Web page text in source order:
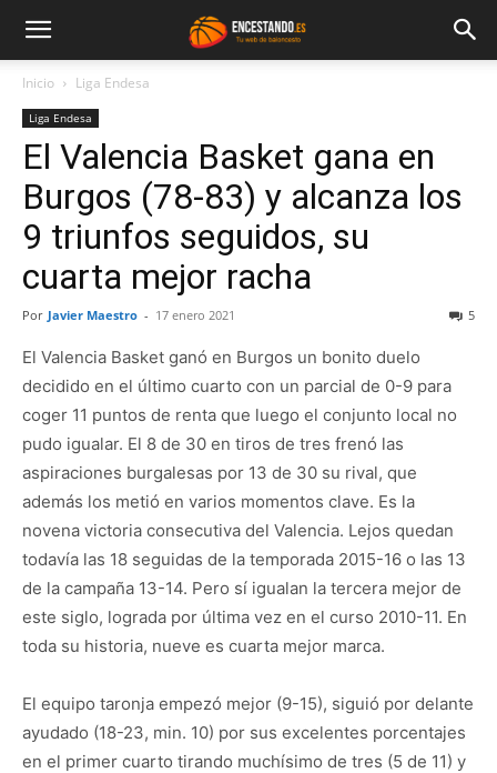
Inicio Liga Endesa
Liga Endesa
El Valencia Basket gana en
Burgos (78-83) y alcanza los
9 triunfos seguidos, su
cuarta mejor racha
Por Javier Maestro - 17 enero 2021 5
El Valencia Basket ganó en Burgos un bonito duelo
decidido en el último cuarto con un parcial de 0-9 para
coger 11 puntos de renta que luego el conjunto local no
pudo igualar. El 8 de 30 en tiros de tres frenó las
aspiraciones burgalesas por 13 de 30 su rival, que
además los metió en varios momentos clave. Es la
novena victoria consecutiva del Valencia. Lejos quedan
todavía las 18 seguidas de la temporada 2015-16 o las 13
de la campaña 13-14. Pero sí igualan la tercera mejor de
este siglo, lograda por última vez en el curso 2010-11. En
toda su historia, nueve es cuarta mejor marca.
El equipo taronja empezó mejor (9-15), siguió por delante
ayudado (18-23, min. 10) por sus excelentes porcentajes
en el primer cuarto tirando muchísimo de tres (5 de 11) y